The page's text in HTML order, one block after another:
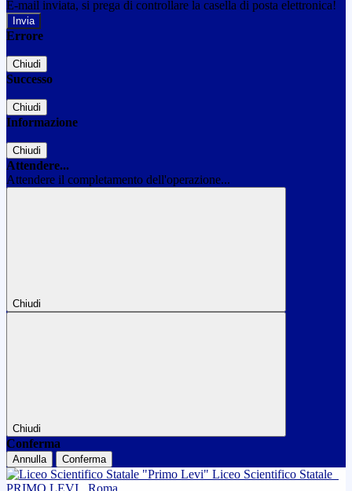
E-mail inviata, si prega di controllare la casella di posta elettronica!
Errore
Chiudi
Successo
Chiudi
Informazione
Chiudi
Attendere...
Attendere il completamento dell'operazione...
Chiudi
Chiudi
Conferma
Annulla Conferma
Liceo Scientifico Statale